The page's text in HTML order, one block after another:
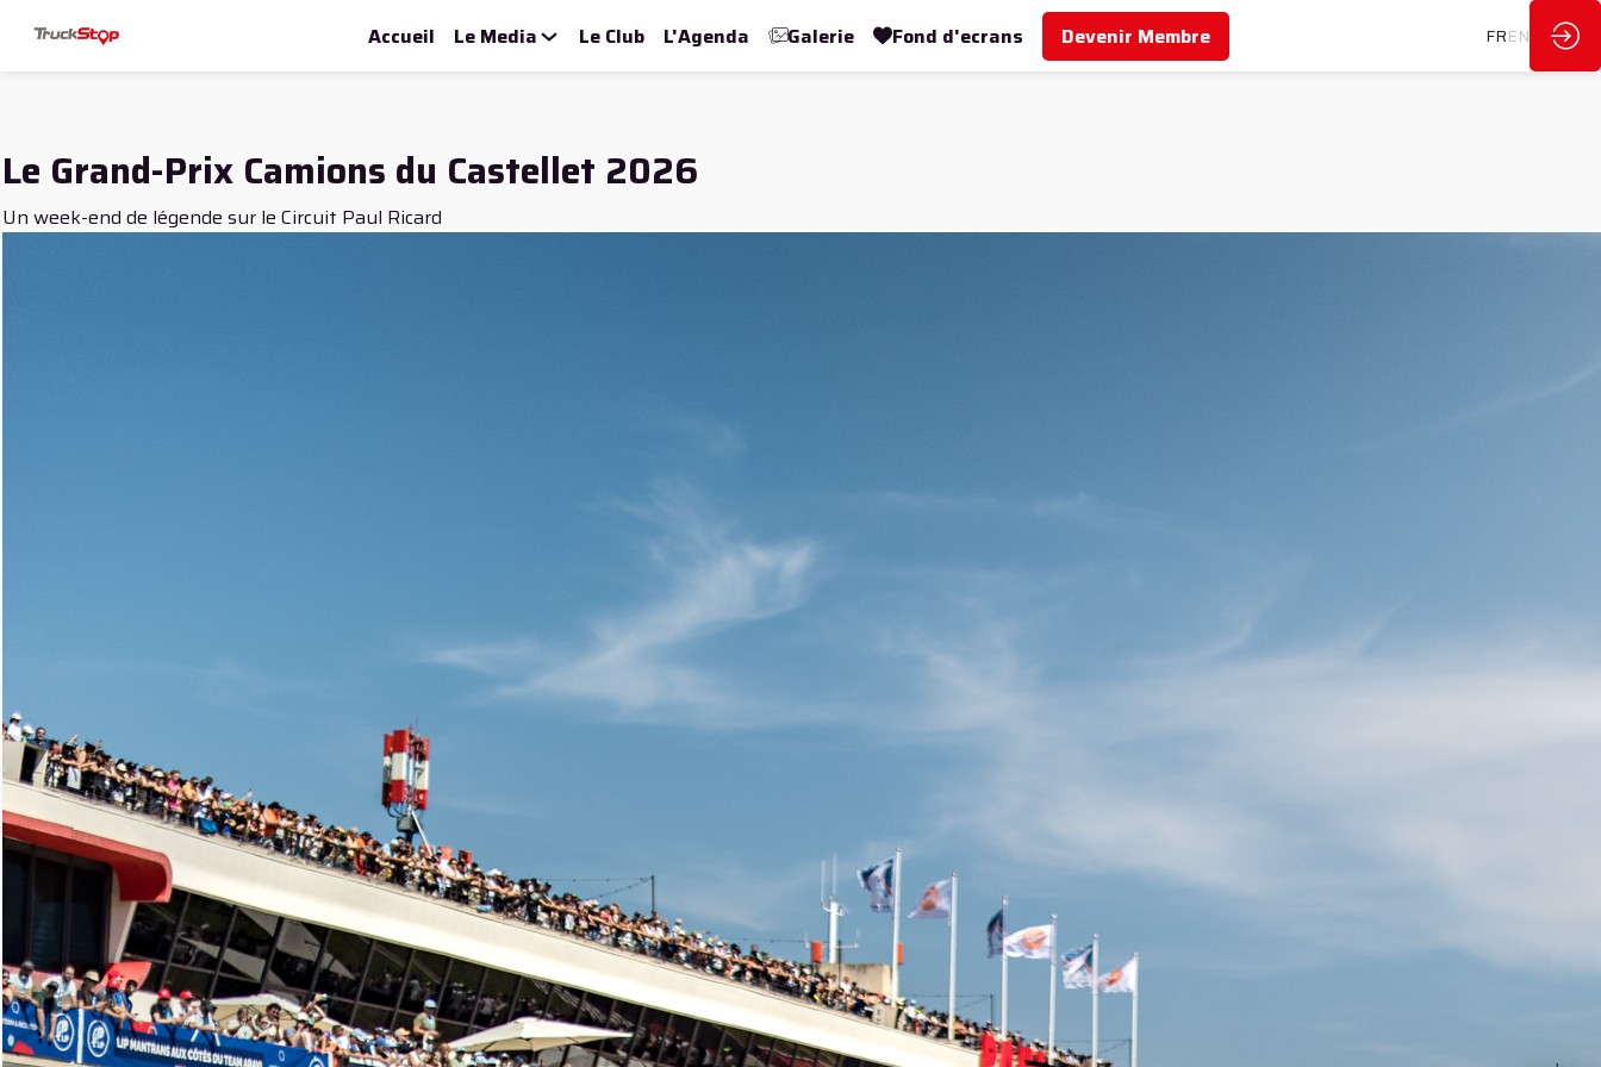
Accueil Le Media Le Club L'Agenda Galerie Fond d'ecrans Devenir Membre FREN
Le Grand-Prix Camions du Castellet 2026
Un week-end de légende sur le Circuit Paul Ricard